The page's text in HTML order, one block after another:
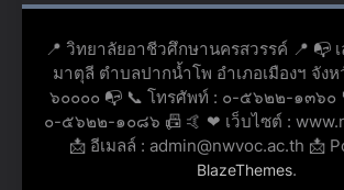
📍 วิทยาลัยอาชีวศึกษานครสวรรค์ 📍 📭
มาตุลี ตำบลปากน้ำโพ อำเภอเมืองฯ จัง
๖๐๐๐๐ 📭 📞 โทรศัพท์ : ๐-๕๖๒๒-๑๓๖๐
๐-๕๖๒๒-๑๐๘๖ 📠 🤙 ❤ เว็บไซต์ :
📩 อีเมลล์ : admin@nwvoc.ac.th 📩
BlazeThemes.